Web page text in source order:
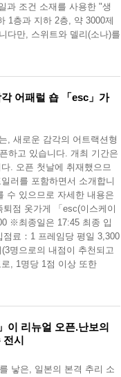
과 조건 소재를 사용한 "생
1층과 지하 2층, 약 3000제
다만, 스위트와 델리(소나)를
어패럴 숍 「esc」가
, 새로운 감각의 어트랙션형
하고 있습니다. 개최 기간은
. 오픈 첫날에 취재했으므
러를 포함하면서 소개합니
수 있으므로 자세한 내용은
점 옷가게 「esc(이스케이
※최종일은 17:45 최종 입
료：1 프레임당 평일 3,300
명으로의 내점이 추천되고
, 1명당 1점 이상 또한
이 리뉴얼 오픈.난보의
전시
낳은, 일본의 본격 추리 소